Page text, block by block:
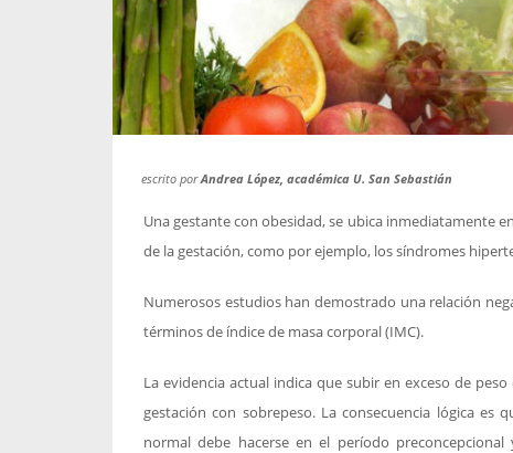
escrito porAndrea López, académica U. San Sebastián
Una gestante con obesidad, se ubica inmediatamente
de la gestación, como por ejemplo, los síndromes
Numerosos estudios han demostrado una relación
términos de índice de masa corporal (IMC).
La evidencia actual indica que subir en exceso de
gestación con sobrepeso. La consecuencia lógica
normal debe hacerse en el período